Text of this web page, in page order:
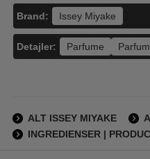
Brand: Issey Miyake
Detajler: Parfume
ALT ISSEY MIYAKE
INGREDIENSER |